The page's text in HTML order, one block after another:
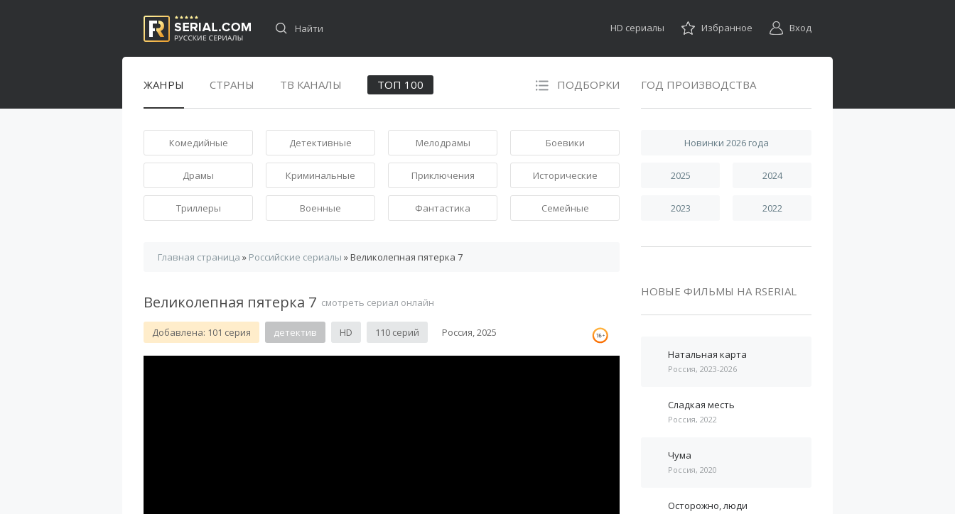
HD сериалы Избранное Вход
ЖАНРЫ СТРАНЫ ТВ КАНАЛЫ ПОДБОРКИ
ТОП 100
Комедийные Детективные Мелодрамы Боевики
Драмы Криминальные Приключения Исторические
Триллеры Военные Фантастика Семейные
Главная страница » Российские сериалы » Великолепная пятерка 7
Великолепная пятерка 7 смотреть сериал онлайн
Добавлена: 101 серия детектив HD 110 серий Россия, 2025
ГОД ПРОИЗВОДСТВА
Новинки 2026 года
2025 2024
2023 2022
НОВЫЕ ФИЛЬМЫ НА RSERIAL
Натальная карта
Россия, 2023-2026
Сладкая месть
Россия, 2022
Чума
Россия, 2020
Осторожно, люди